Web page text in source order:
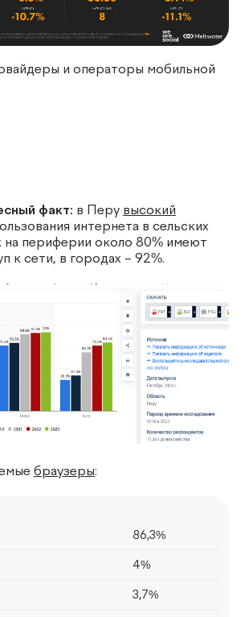
и операторы мобильной
факт: в Перу высокий
интернета в сельских
на периферии около 80% имеют
к сети, в городах – 92%.
браузеры:
86,3%
4%
3,7%